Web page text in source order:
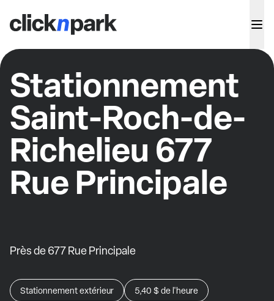
Stationnement
Saint-Roch-de-
Richelieu 677
Rue Principale
Près de 677 Rue Principale
Stationnement extérieur 5,40 $ de l'heure